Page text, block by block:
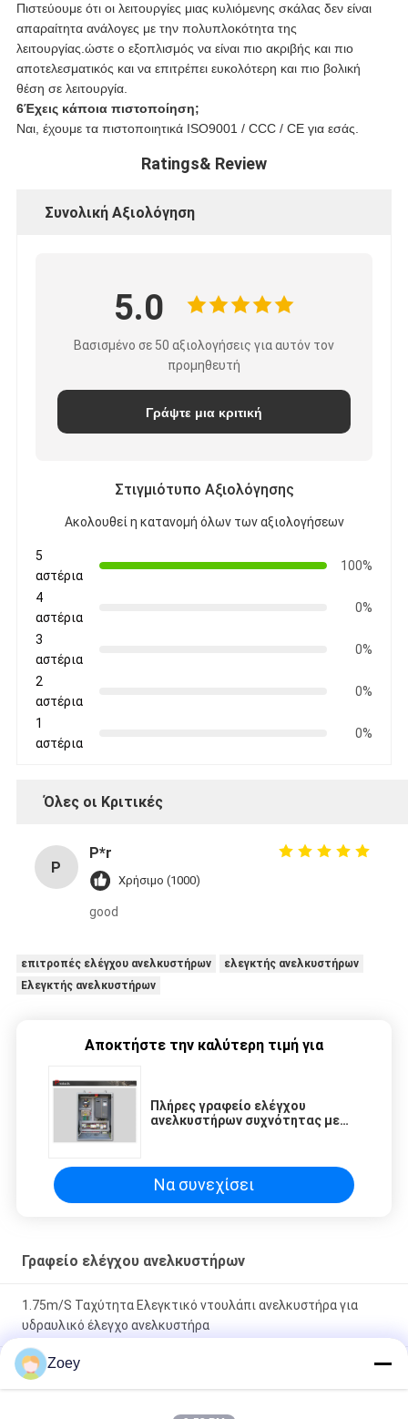
Πιστεύουμε ότι οι λειτουργίες μιας κυλιόμενης σκάλας δεν είναι
απαραίτητα ανάλογες με την πολυπλοκότητα της
λειτουργίας.ώστε ο εξοπλισμός να είναι πιο ακριβής και πιο
αποτελεσματικός και να επιτρέπει ευκολότερη και πιο βολική
θέση σε λειτουργία.
6Έχεις κάποια πιστοποίηση;
Ναι, έχουμε τα πιστοποιητικά ISO9001 / CCC / CE για εσάς.
Ratings& Review
Συνολική Αξιολόγηση
5.0
Βασισμένο σε 50 αξιολογήσεις για αυτόν τον
προμηθευτή
Γράψτε μια κριτική
Στιγμιότυπο Αξιολόγησης
Ακολουθεί η κατανομή όλων των αξιολογήσεων
5
αστέρια
100%
4
αστέρια
0%
3
αστέρια
0%
2
αστέρια
0%
1
αστέρια
0%
Όλες οι Κριτικές
P
P*r
Χρήσιμο (1000)
good
επιτροπές ελέγχου ανελκυστήρων
ελεγκτής ανελκυστήρων
Ελεγκτής ανελκυστήρων
Αποκτήστε την καλύτερη τιμή για
Πλήρες γραφείο ελέγχου
ανελκυστήρων συχνότητας με
Να συνεχίσει
Γραφείο ελέγχου ανελκυστήρων
1.75m/S Ταχύτητα Ελεγκτικό ντουλάπι ανελκυστήρα για
υδραυλικό έλεγχο ανελκυστήρα
Ηλεκτρικό εναλλασσόμενο ρεύμα ελεγκτών 220V γραφείου
ανελκυστήρων διανομής ταχύτητας ≤4.0m/S για τα τμήματα
Zoey